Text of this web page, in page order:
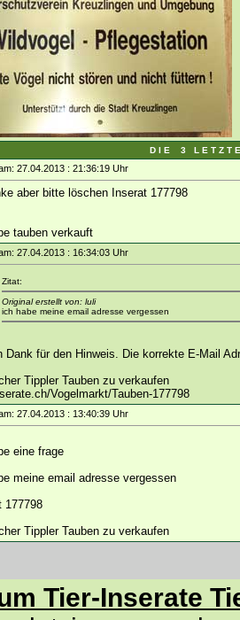
D I E 3 L E T Z T
27.04.2013 : 21:36:19 Uhr
aber bitte löschen Inserat 177798
tauben verkauft
27.04.2013 : 16:34:03 Uhr
Zitat:
Original erstellt von: luli
ich habe meine email adresse vergessen
Dank für den Hinweis. Die korrekte E-Mail
Tippler Tauben zu verkaufen
Vogelmarkt/Tauben-177798
27.04.2013 : 13:40:39 Uhr
eine frage
meine email adresse vergessen
177798
Tippler Tauben zu verkaufen
Tier-Inserate